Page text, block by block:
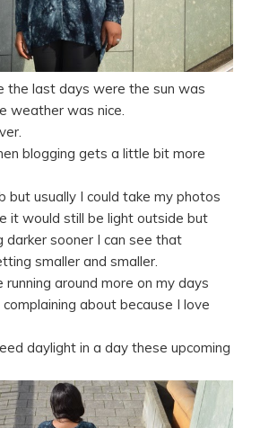
the last days were the sun was
weather was nice.
blogging gets a little bit more
but usually I could take my photos
it would still be light outside but
sooner I can see that
smaller and smaller.
around more on my days
about because I love
daylight in a day these upcoming